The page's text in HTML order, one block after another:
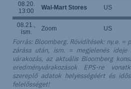
08.20.
13:00
Wal-Mart Stores US
08.21.,
ism.
Zoom US
Forrás: Bloomberg. Rövidítések: ny.e. =
zárása után, ism. = megjelenés
várakozás, az aktuális Bloomberg
eredményvárakozások EPS-re
szereplő adatok helyességéért és
felelősséget!